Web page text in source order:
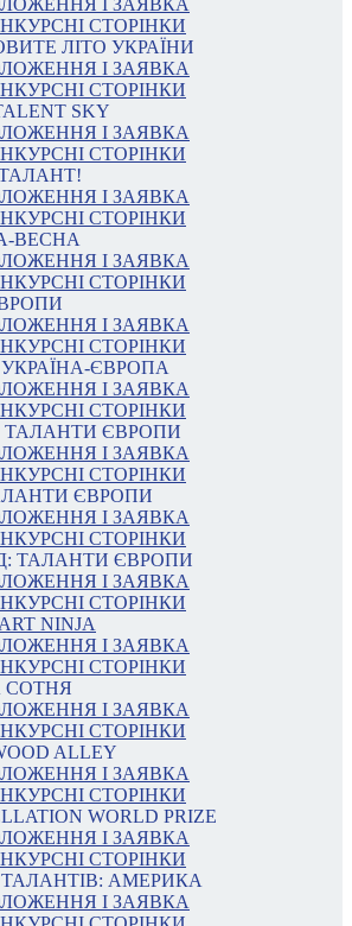
І ЗАЯВКА
СТОРІНКИ
ЛІТО УКРАЇНИ
І ЗАЯВКА
СТОРІНКИ
SKY
І ЗАЯВКА
СТОРІНКИ
І ЗАЯВКА
СТОРІНКИ
ВЕСНА
І ЗАЯВКА
СТОРІНКИ
І ЗАЯВКА
СТОРІНКИ
УКРАЇНА-ЄВРОПА
І ЗАЯВКА
СТОРІНКИ
ЄВРОПИ
І ЗАЯВКА
СТОРІНКИ
ЄВРОПИ
І ЗАЯВКА
СТОРІНКИ
ТАЛАНТИ ЄВРОПИ
І ЗАЯВКА
СТОРІНКИ
NINJA
І ЗАЯВКА
СТОРІНКИ
СОТНЯ
І ЗАЯВКА
СТОРІНКИ
ALLEY
І ЗАЯВКА
СТОРІНКИ
WORLD PRIZE
І ЗАЯВКА
СТОРІНКИ
ТАЛАНТІВ: АМЕРИКА
І ЗАЯВКА